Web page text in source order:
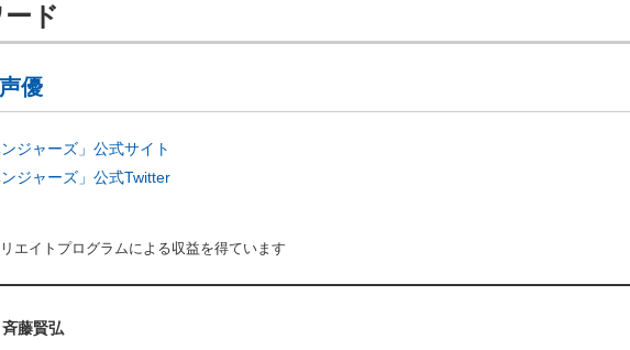
ド
声優
ジャーズ」公式サイト
ジャーズ」公式Twitter
エイトプログラムによる収益を得ています
藤賢弘